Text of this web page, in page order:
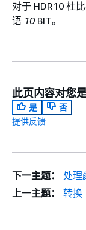
对于 HDR10 杜
语 10 BIT。
此页内容对您
是
否
提供反馈
下一主题：
处理
上一主题：
转换